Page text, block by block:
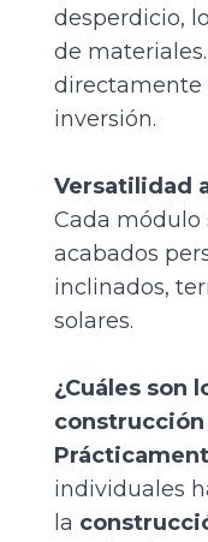
desperdicio,
de
directamente
inversión.
Versatilidad
Cada módulo
acabados
inclinados,
solares.
¿Cuáles son
individuales
la